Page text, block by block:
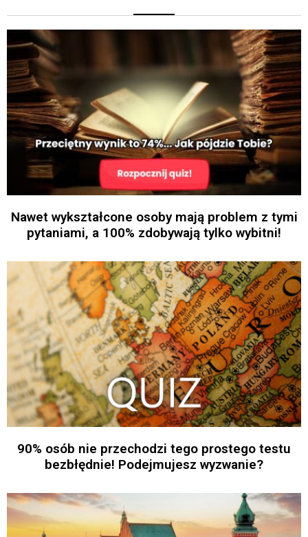
Nawet wykształcone osoby mają problem z tymi
pytaniami, a 100% zdobywają tylko wybitni!
90% osób nie przechodzi tego prostego testu
bezbłędnie! Podejmujesz wyzwanie?